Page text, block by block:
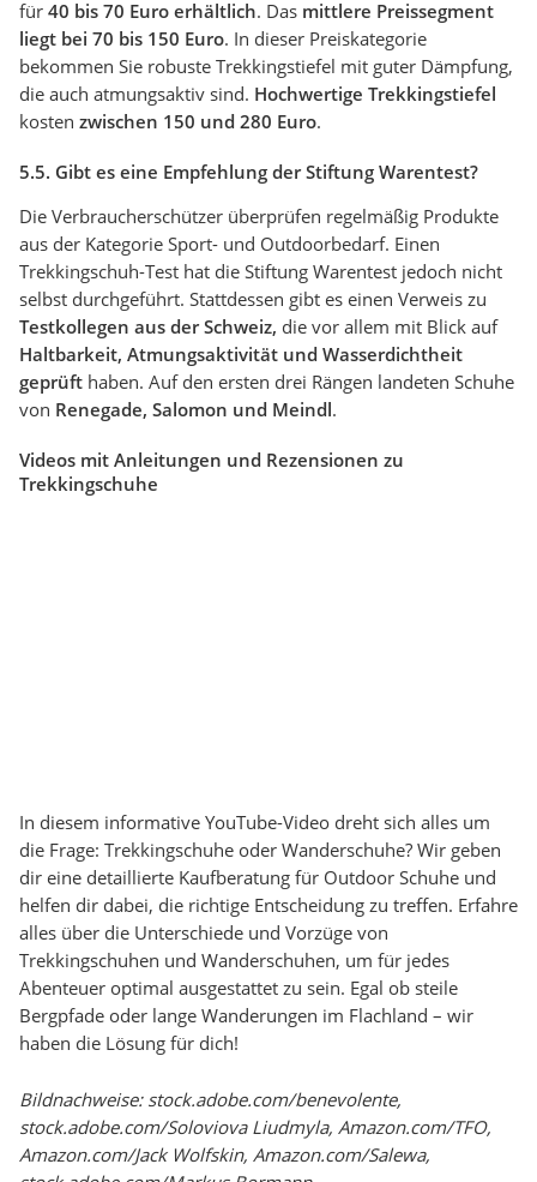
für 40 bis 70 Euro erhältlich. Das mittlere Preissegment
liegt bei 70 bis 150 Euro. In dieser Preiskategorie
bekommen Sie robuste Trekkingstiefel mit guter Dämpfung,
die auch atmungsaktiv sind. Hochwertige Trekkingstiefel
kosten zwischen 150 und 280 Euro.
5.5. Gibt es eine Empfehlung der Stiftung Warentest?
Die Verbraucherschützer überprüfen regelmäßig Produkte
aus der Kategorie Sport- und Outdoorbedarf. Einen
Trekkingschuh-Test hat die Stiftung Warentest jedoch nicht
selbst durchgeführt. Stattdessen gibt es einen Verweis zu
Testkollegen aus der Schweiz, die vor allem mit Blick auf
Haltbarkeit, Atmungsaktivität und Wasserdichtheit
geprüft haben. Auf den ersten drei Rängen landeten Schuhe
von Renegade, Salomon und Meindl.
Videos mit Anleitungen und Rezensionen zu
Trekkingschuhe
In diesem informative YouTube-Video dreht sich alles um
die Frage: Trekkingschuhe oder Wanderschuhe? Wir geben
dir eine detaillierte Kaufberatung für Outdoor Schuhe und
helfen dir dabei, die richtige Entscheidung zu treffen. Erfahre
alles über die Unterschiede und Vorzüge von
Trekkingschuhen und Wanderschuhen, um für jedes
Abenteuer optimal ausgestattet zu sein. Egal ob steile
Bergpfade oder lange Wanderungen im Flachland – wir
haben die Lösung für dich!